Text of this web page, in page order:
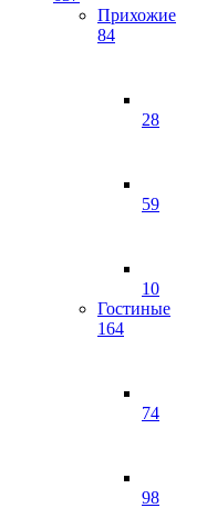
Прихожие
84
28
59
10
Гостиные
164
74
98